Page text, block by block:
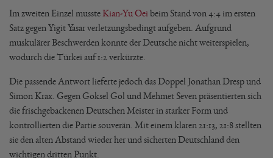
Im zweiten Einzel mussteKian-Yu Oei beim Stand von 4:4 im ersten
Satz gegen Yigit Yasar verletzungsbedingt aufgeben. Aufgrund
muskulärer Beschwerden konnte der Deutsche nicht weiterspielen,
wodurch die Türkei auf 1:2 verkürzte.
Die passende Antwort lieferte jedoch das Doppel Jonathan Dresp und
Simon Krax. Gegen Goksel Gol und Mehmet Seven präsentierten sich
die frischgebackenen Deutschen Meister in starker Form und
kontrollierten die Partie souverän. Mit einem klaren 21:13, 21:8 stellten
sie den alten Abstand wieder her und sicherten Deutschland den
wichtigen dritten Punkt.